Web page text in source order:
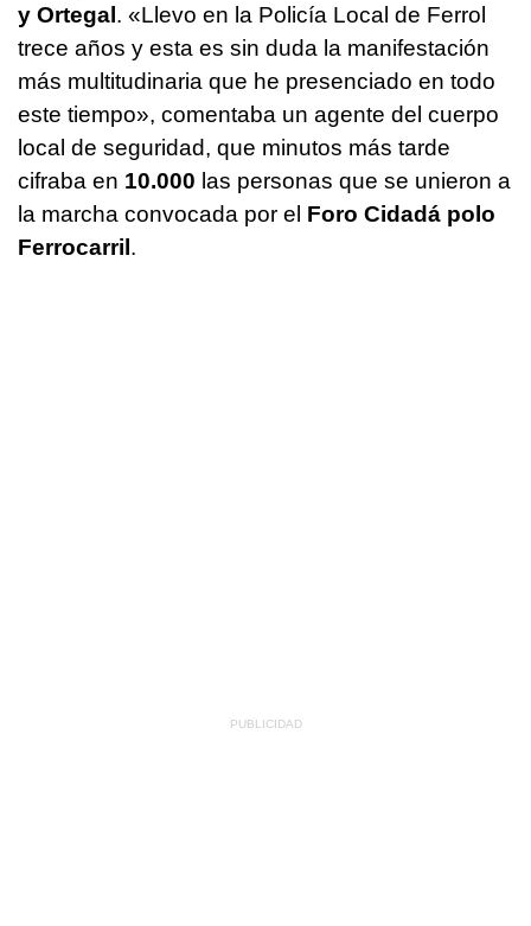
y Ortegal. «Llevo en la Policía Local de Ferrol
trece años y esta es sin duda la manifestación
más multitudinaria que he presenciado en todo
este tiempo», comentaba un agente del cuerpo
local de seguridad, que minutos más tarde
cifraba en 10.000 las personas que se unieron a
la marcha convocada por el Foro Cidadá polo
Ferrocarril.